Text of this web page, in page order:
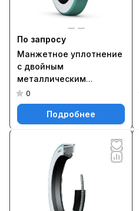
По запросу
Манжетное уплотнение
с двойным
металлическим
корпусом и кромкой SKF
Wave, для жидкой или
пластичной смазки,
0
Подробнее